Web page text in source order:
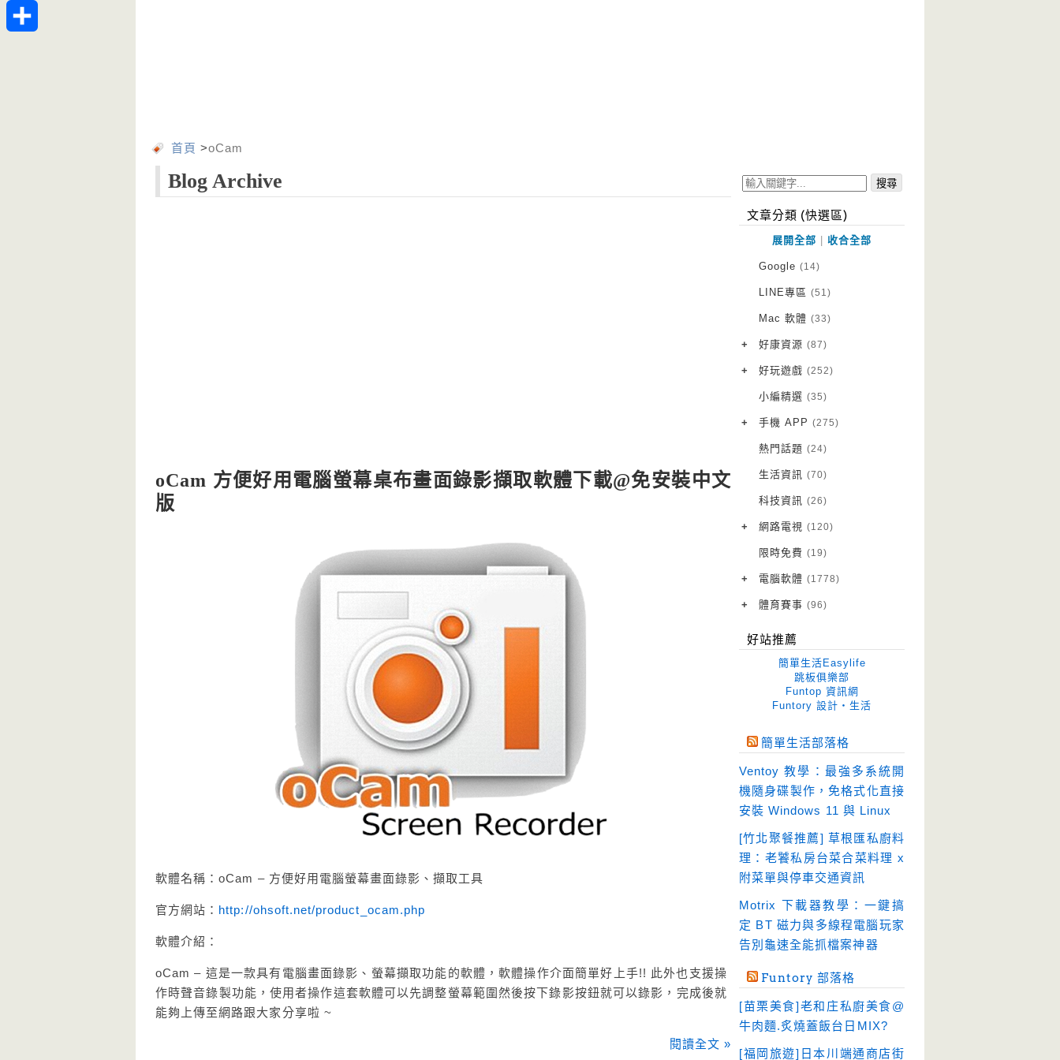
首頁 >oCam
Blog Archive
oCam 方便好用電腦螢幕桌布畫面錄影擷取軟體下載@免安裝中文
版
軟體名稱：oCam – 方便好用電腦螢幕畫面錄影、擷取工具
官方網站： http://ohsoft.net/product_ocam.php
軟體介紹：
oCam – 這是一款具有電腦畫面錄影、螢幕擷取功能的軟體，軟體操作介面簡單好上手!! 此外也支援操
作時聲音錄製功能，使用者操作這套軟體可以先調整螢幕範圍然後按下錄影按鈕就可以錄影，完成後就
能夠上傳至網路跟大家分享啦 ~
閱讀全文 »
文章分類 (快選區)
展開全部 收合全部
Google (14)
LINE專區 (51)
Mac 軟體 (33)
+ 好康資源 (87)
VPN 翻牆
免費資源
字體下載
網站推薦
+ 好玩遊戲 (252)
Android 遊戲
iOS 遊戲
網頁遊戲
電腦遊戲
小編精選 (35)
+ 手機 APP (275)
Android 軟體
iOS 軟體
Root 相關
越獄JB
熱門話題 (24)
生活資訊 (70)
科技資訊 (26)
+ 網路電視 (120)
電視影集
電視節目
限時免費 (19)
+ 電腦軟體 (1778)
作業系統
優化軟體 (38)
光碟工具 (33)
免安裝 (641)
即時通訊 (23)
壓縮軟體 (9)
安全防護 (55)
影音播放 (51)
影音轉檔 (81)
教育學習 (23)
文書工具 (91)
畫面擷取 (36)
看圖程式 (17)
+ 體育賽事 (96)
好站推薦
簡單生活Easylife
跳板俱樂部
Funtop 資訊網
Funtory 設計‧生活
簡單生活部落格
Ventoy 教學：最強多系統開
機隨身碟製作，免格式化直接
安裝 Windows 11 與 Linux
[竹北聚餐推薦] 草根匯私廚料
理：老饕私房台菜合菜料理 x
附菜單與停車交通資訊
Motrix 下載器教學：一鍵搞
定 BT 磁力與多線程電腦玩家
告別龜速全能抓檔案神器
Funtory 部落格
[苗栗美食]老和庄私廚美食@
牛肉麵.炙燒蓋飯台日MIX?
[福岡旅遊]日本川端通商店街
Telegram